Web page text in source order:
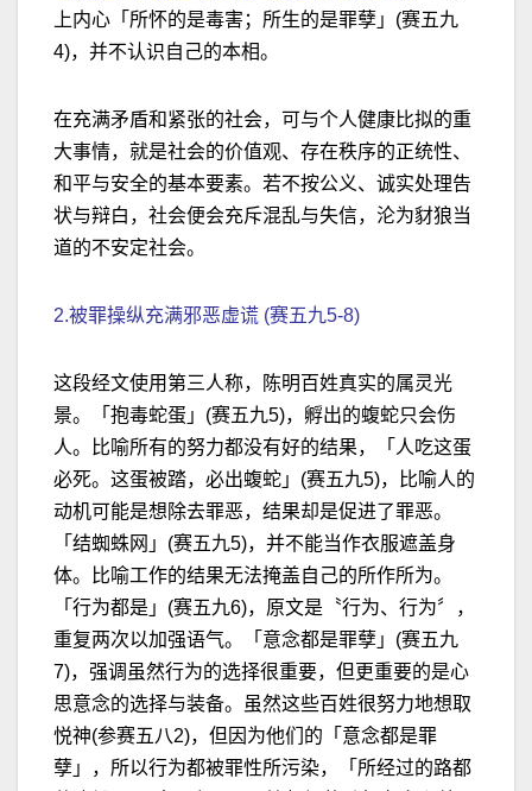
上内心「所怀的是毒害；所生的是罪孽」(赛五九
4)，并不认识自己的本相。
在充满矛盾和紧张的社会，可与个人健康比拟的重
大事情，就是社会的价值观、存在秩序的正统性、
和平与安全的基本要素。若不按公义、诚实处理告
状与辩白，社会便会充斥混乱与失信，沦为豺狼当
道的不安定社会。
2.被罪操纵充满邪恶虚谎 (赛五九5-8)
这段经文使用第三人称，陈明百姓真实的属灵光
景。「抱毒蛇蛋」(赛五九5)，孵出的蝮蛇只会伤
人。比喻所有的努力都没有好的结果，「人吃这蛋
必死。这蛋被踏，必出蝮蛇」(赛五九5)，比喻人的
动机可能是想除去罪恶，结果却是促进了罪恶。
「结蜘蛛网」(赛五九5)，并不能当作衣服遮盖身
体。比喻工作的结果无法掩盖自己的所作所为。
「行为都是」(赛五九6)，原文是〝行为、行为〞，
重复两次以加强语气。「意念都是罪孽」(赛五九
7)，强调虽然行为的选择很重要，但更重要的是心
思意念的选择与装备。虽然这些百姓很努力地想取
悦神(参赛五八2)，但因为他们的「意念都是罪
孽」，所以行为都被罪性所污染，「所经过的路都